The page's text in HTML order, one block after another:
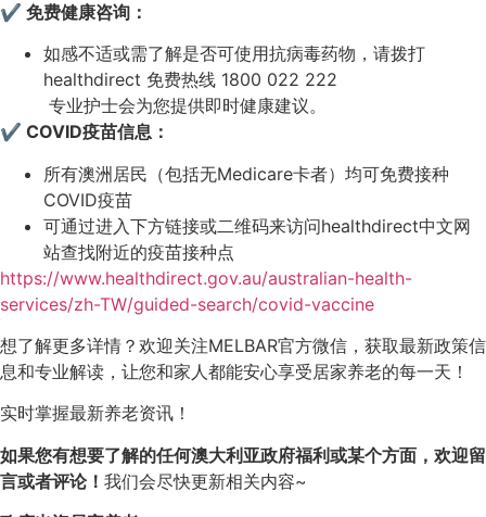
✔ 免费健康咨询：
如感不适或需了解是否可使用抗病毒药物，请拨打
healthdirect 免费热线 1800 022 222
专业护士会为您提供即时健康建议。
✔ COVID疫苗信息：
所有澳洲居民（包括无Medicare卡者）均可免费接种
COVID疫苗
可通过进入下方链接或二维码来访问healthdirect中文网
站查找附近的疫苗接种点
https://www.healthdirect.gov.au/australian-health-
services/zh-TW/guided-search/covid-vaccine
想了解更多详情？欢迎关注MELBAR官方微信，获取最新政策信
息和专业解读，让您和家人都能安心享受居家养老的每一天！
实时掌握最新养老资讯！
如果您有想要了解的任何澳大利亚政府福利或某个方面，欢迎留
言或者评论！ 我们会尽快更新相关内容~